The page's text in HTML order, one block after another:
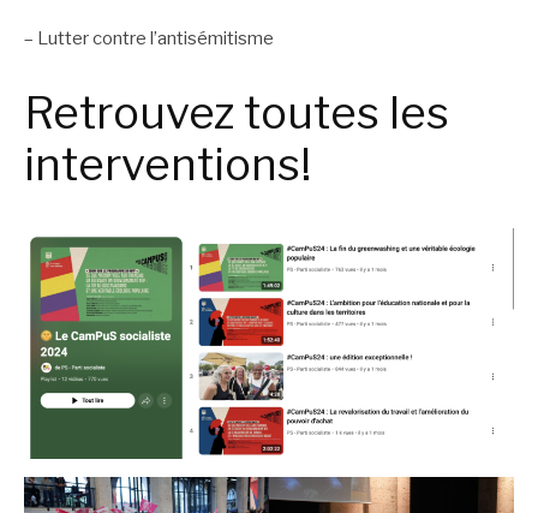
– Lutter contre l’antisémitisme
Retrouvez toutes les
interventions!